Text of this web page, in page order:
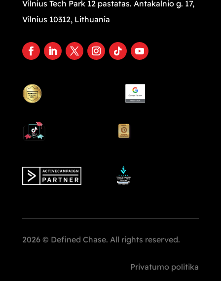
Vilnius Tech Park 12 pastatas. Antakalnio g. 17,
Vilnius 10312, Lithuania
2026 © Defined Chase. All rights reserved.
Privatumo politika